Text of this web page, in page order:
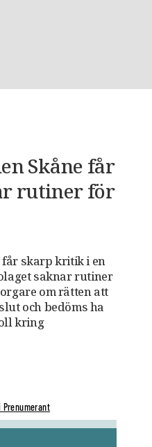
Skåne får
rutiner för
skarp kritik i en
saknar rutiner
om rätten att
och bedöms ha
kring
Prenumerant